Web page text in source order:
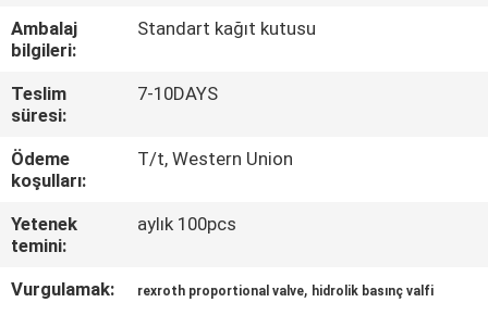
BIZIMLE
ILETIŞIME
GEÇIN
BIR
TEKLIF
Ambalaj
bilgileri:
Standart kağıt kutusu
Teslim
süresi:
7-10DAYS
Ödeme
koşulları:
T/t, Western Union
Yetenek
temini:
aylık 100pcs
Vurgulamak: rexroth proportional valve, hidrolik basınç valfi